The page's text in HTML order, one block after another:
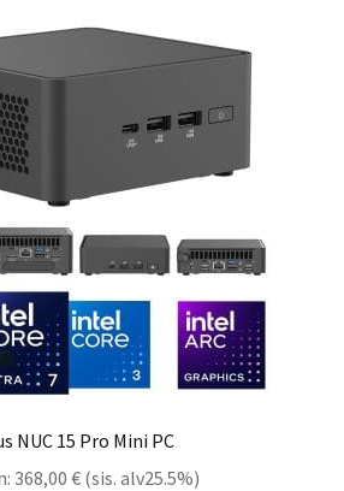
NUC 15 Pro Mini PC
368,00 €(sis. alv25.5%)